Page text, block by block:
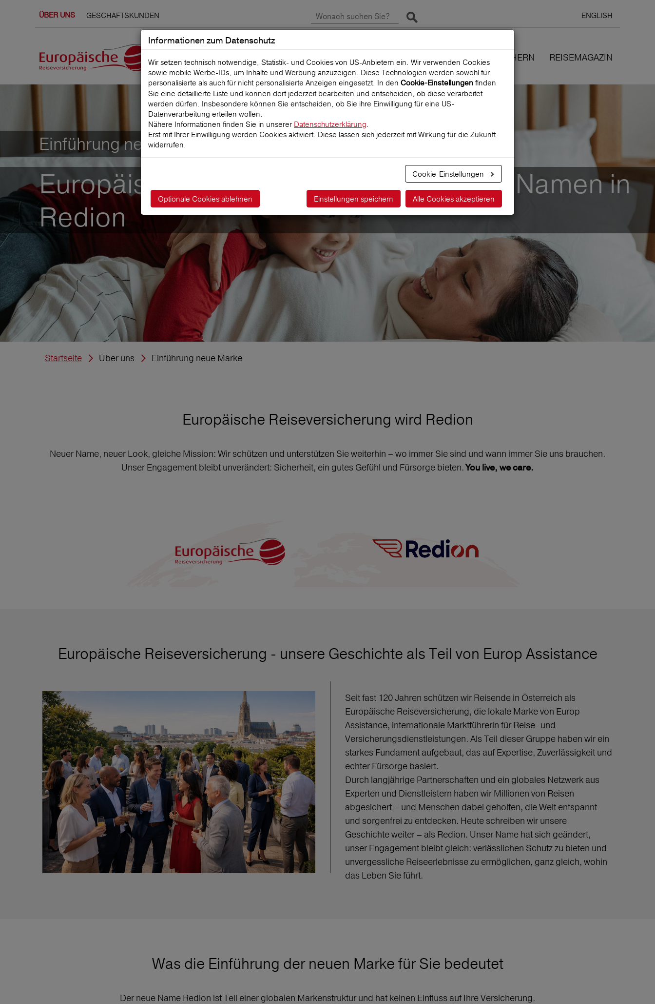
ÜBER UNS GESCHÄFTSKUNDEN
Suche starten
Ausgewählte
Sprache:
DEUTSCH
ENGLISH
SCHADEN MELDEN REISEVERSICHERUNGEN WIR VERSICHERN REISEMAGAZIN
Einführung neue Marke
Europäische Reiseversicherung ändert Namen in
Redion
Startseite Über uns Einführung neue Marke
Europäische Reiseversicherung wird Redion
Neuer Name, neuer Look, gleiche Mission: Wir schützen und unterstützen Sie weiterhin – wo immer Sie sind und wann immer Sie uns brauchen.
Unser Engagement bleibt unverändert: Sicherheit, ein gutes Gefühl und Fürsorge bieten.You live, we care.
Europäische Reiseversicherung - unsere Geschichte als Teil von Europ Assistance
Seit fast 120 Jahren schützen wir Reisende in Österreich als
Europäische Reiseversicherung, die lokale Marke von Europ
Assistance, internationale Marktführerin für Reise- und
Versicherungsdienstleistungen. Als Teil dieser Gruppe haben wir ein
starkes Fundament aufgebaut, das auf Expertise, Zuverlässigkeit und
echter Fürsorge basiert.
Durch langjährige Partnerschaften und ein globales Netzwerk aus
Experten und Dienstleistern haben wir Millionen von Reisen
abgesichert – und Menschen dabei geholfen, die Welt entspannt
und sorgenfrei zu entdecken. Heute schreiben wir unsere
Geschichte weiter – als Redion. Unser Name hat sich geändert,
unser Engagement bleibt gleich: verlässlichen Schutz zu bieten und
unvergessliche Reiseerlebnisse zu ermöglichen, ganz gleich, wohin
das Leben Sie führt.
Was die Einführung der neuen Marke für Sie bedeutet
Der neue Name Redion ist Teil einer globalen Markenstruktur und hat keinen Einfluss auf Ihre Versicherung.
Informationen zum Datenschutz
Wir setzen technisch notwendige, Statistik- und Cookies von US-Anbietern ein. Wir verwenden Cookies
sowie mobile Werbe‑IDs, um Inhalte und Werbung anzuzeigen. Diese Technologien werden sowohl für
personalisierte als auch für nicht personalisierte Anzeigen eingesetzt. In den Cookie-Einstellungen finden
Sie eine detaillierte Liste und können dort jederzeit bearbeiten und entscheiden, ob diese verarbeitet
werden dürfen. Insbesondere können Sie entscheiden, ob Sie ihre Einwilligung für eine US-
Datenverarbeitung erteilen wollen.
Nähere Informationen finden Sie in unserer Datenschutzerklärung.
Erst mit Ihrer Einwilligung werden Cookies aktiviert. Diese lassen sich jederzeit mit Wirkung für die Zukunft
widerrufen.
Cookie-Einstellungen
Alle Cookies akzeptieren
Optionale Cookies ablehnen Einstellungen speichern